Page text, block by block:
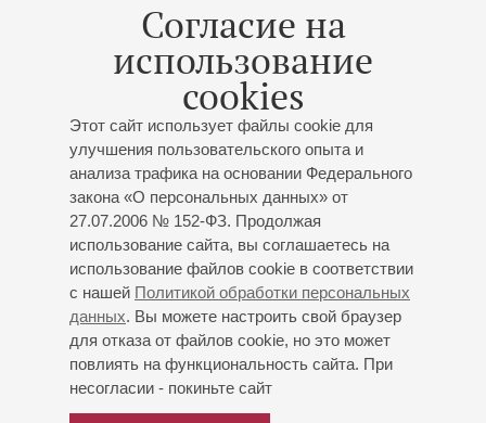
Согласие на
использование
cookies
Этот сайт использует файлы cookie для
улучшения пользовательского опыта и
анализа трафика на основании Федерального
закона «О персональных данных» от
27.07.2006 № 152-ФЗ. Продолжая
использование сайта, вы соглашаетесь на
использование файлов cookie в соответствии
с нашей Политикой обработки персональных
данных. Вы можете настроить свой браузер
для отказа от файлов cookie, но это может
повлиять на функциональность сайта. При
несогласии - покиньте сайт
: Соната ля мажор для скрипки и фортепиано
Организаторы:
февраля ,2014 19:00,Сб
Большой зал
Чайковский. Симфония № 5
Оркестр Карельской филармонии
Художественный руководитель и главный дирижер -
Анатолий Рыбалко;Софья Гюльбадамова-
фортепиано
Чайковский,Дворжак;Дворжак
симфоническая поэма, Концерт для фортепиано с